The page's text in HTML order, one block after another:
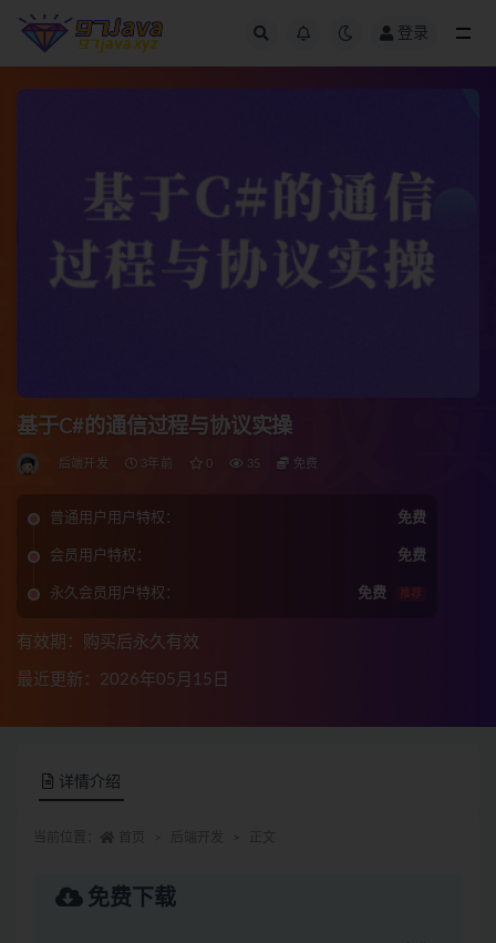
登录
基于C#的通信过程与协议实操
后端开发 3年前 0 35 免费
普通用户用户特权： 免费
会员用户特权： 免费
永久会员用户特权： 免费 推荐
有效期：购买后永久有效
最近更新：2026年05月15日
详情介绍
免费下载